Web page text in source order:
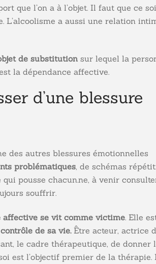
que l’on a à l’objet. Il faut que ce
L’alcoolisme a aussi une relation
de substitution sur lequel la
la dépendance affective.
d’une blessure
des autres blessures émotionnelles
problématiques, de schémas
pousse chacun.ne, à venir
souffrir.
affective se vit comme victime. Elle
de sa vie.Être acteur, actrice
le cadre thérapeutique, de donner
est l’objectif premier de la thérapie.